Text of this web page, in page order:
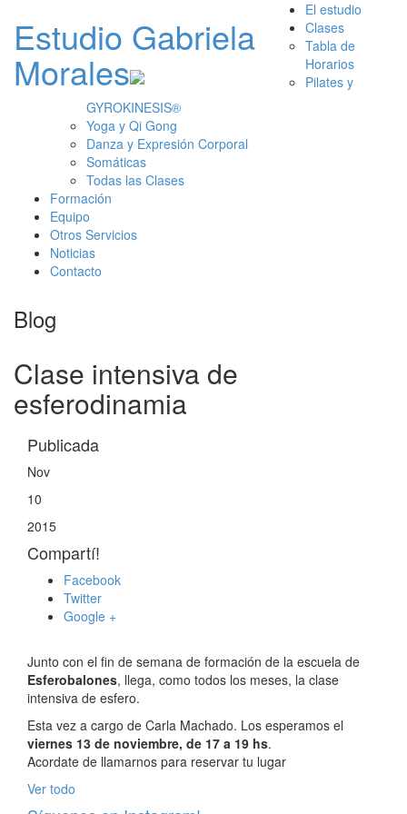
Estudio Gabriela
Morales
El estudio
Clases
Tabla de
Horarios
Pilates y
GYROKINESIS®
Yoga y Qi Gong
Danza y Expresión Corporal
Somáticas
Todas las Clases
Formación
Equipo
Otros Servicios
Noticias
Contacto
Blog
Clase intensiva de
esferodinamia
Publicada
Nov
10
2015
Compartí!
Facebook
Twitter
Google +
Junto con el fin de semana de formación de la escuela de
Esferobalones, llega, como todos los meses, la clase
intensiva de esfero.
Esta vez a cargo de Carla Machado. Los esperamos el
viernes 13 de noviembre, de 17 a 19 hs.
Acordate de llamarnos para reservar tu lugar
Ver todo